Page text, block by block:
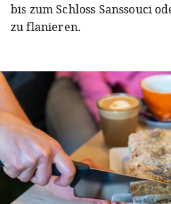
bis zum Schloss Sanssouci
zu flanieren.